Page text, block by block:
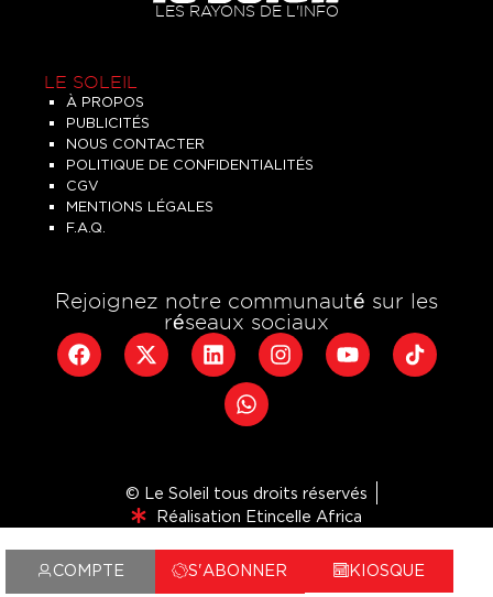
COMPTE S'ABONNER KIOSQUE
LES RAYONS DE L'INFO
LE SOLEIL
À PROPOS
PUBLICITÉS
NOUS CONTACTER
POLITIQUE DE CONFIDENTIALITÉS
CGV
MENTIONS LÉGALES
F.A.Q.
Rejoignez notre communauté sur les
réseaux sociaux
© Le Soleil tous droits réservés
Réalisation Etincelle Africa